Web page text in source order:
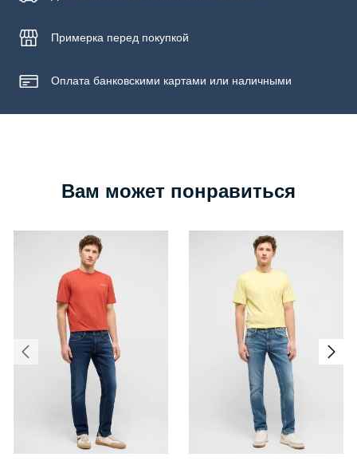
Примерка перед покупкой
Оплата банковскими картами или наличными
Вам может понравиться